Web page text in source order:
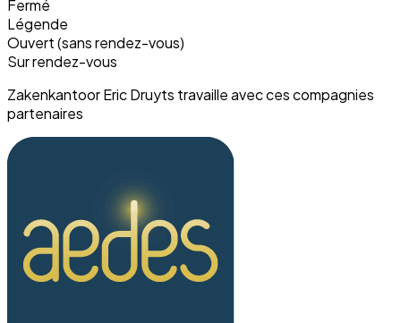
Fermé
Légende
Ouvert (sans rendez-vous)
Sur rendez-vous
Zakenkantoor Eric Druyts travaille avec ces compagnies
partenaires